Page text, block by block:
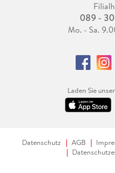
089 -
Mo. - Sa.
Laden Sie
Datenschutz AGB